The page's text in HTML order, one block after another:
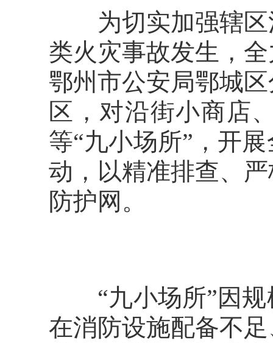
为切实加强辖区
类火灾事故发生，
鄂州市公安局鄂城
区，对沿街小商店
等“九小场所”，开
动，以精准排查、
防护网。
“九小场所”因规
在消防设施配备不